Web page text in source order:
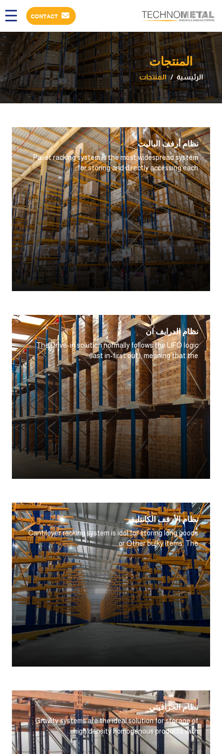
×
عن
الشركه
المنتجات
عملائنا
كتالوجات
مقالات
حول
العالم
☰
المنتجات
الرئيسية المنتجات
نظام أرفف الباليت
Pallet racking system is the most widespread system
for storing and directly accessing each...
نظام الدرايف ان
The Drive-in solution normally follows the LIFO logic
(last in-first out), meaning that the...
نظام الأرفف الكانتليفر
Cantilever racking system is idol for storing long goods
or Other bulky items. The...
نظام الجرافيتي
Gravity systems are the ideal solution for storage of
high density homogenous products with...